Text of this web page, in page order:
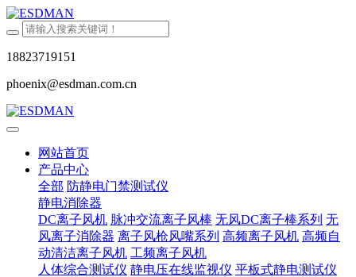
18823719151
phoenix@esdman.com.cn
网站首页
产品中心
全部 防静电门禁测试仪
静电消除器
DC离子风机 脉冲交流离子风棒 无风DC离子棒系列 无
风离子消除器 离子风枪风嘴系列 高频离子风机 高频自
动清洁离子风机 工频离子风机
人体综合测试仪 静电压在线监视仪 平板式静电测试仪